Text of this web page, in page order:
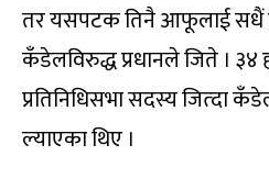
तर यसपटक तिनै आफूलाई सधैं
कँडेलविरुद्ध प्रधानले जिते । ३४
प्रतिनिधिसभा सदस्य जित्दा
ल्याएका थिए ।